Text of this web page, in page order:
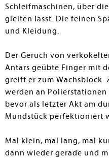
Schleifmaschinen, über
gleiten lässt. Die feinen
und Kleidung.
Der Geruch von
Antars geübte Finger mit
greift er zum Wachsblock.
werden an
bevor als letzter Akt am
Mundstück perfektioniert
Mal klein, mal lang, mal
dann wieder gerade und